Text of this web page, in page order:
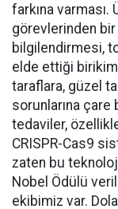
farkına
görevlerinden
bilgilendirmesi,
elde ettiği
taraflara, güzel
sorunlarına çare
tedaviler,
CRISPR-Cas9
zaten bu
Nobel Ödülü
ekibimiz var.